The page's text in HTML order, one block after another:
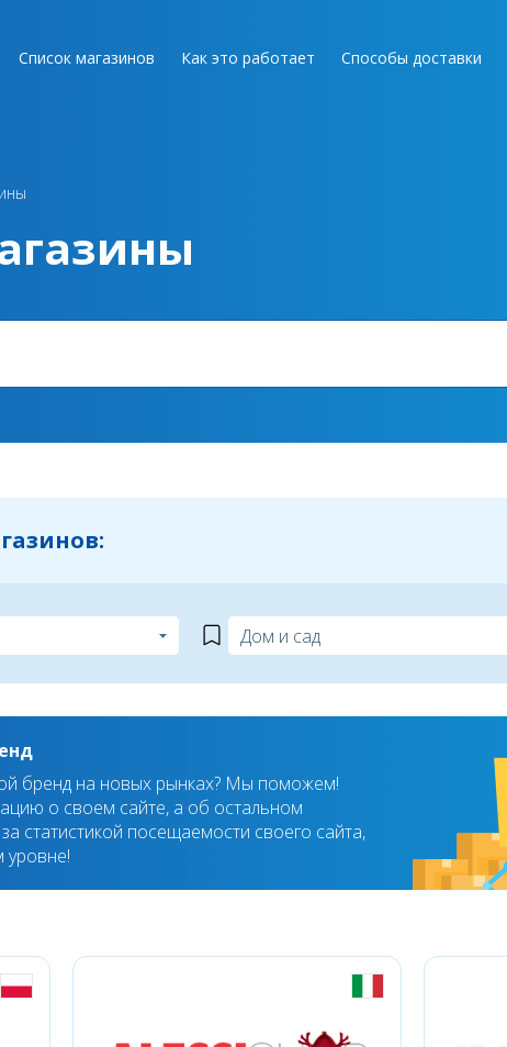
Список магазинов Как это работает Способы доставки
бренд на новых рынках? Мы поможем!
о своем сайте, а об остальном
статистикой посещаемости своего сайта,
уровне!